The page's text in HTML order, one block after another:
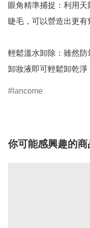
眼角精準捕捉：利用
睫毛，可以營造出更有
輕鬆溫水卸除：雖然
卸妝液即可輕鬆卸乾淨
lancome
你可能感興趣的商